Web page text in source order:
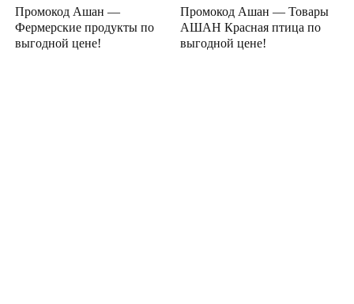
Промокод Ашан —
Фермерские продукты по
выгодной цене!
Промокод Ашан — Товары
АШАН Красная птица по
выгодной цене!